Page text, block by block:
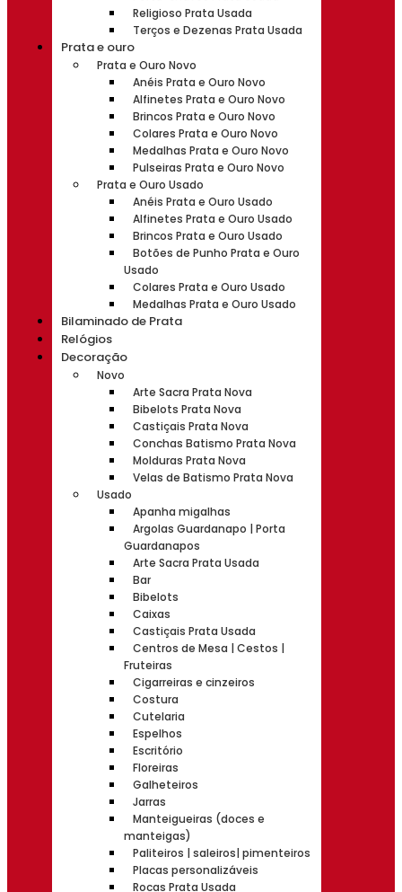
Religioso Prata Usada
Terços e Dezenas Prata Usada
Prata e ouro
Prata e Ouro Novo
Anéis Prata e Ouro Novo
Alfinetes Prata e Ouro Novo
Brincos Prata e Ouro Novo
Colares Prata e Ouro Novo
Medalhas Prata e Ouro Novo
Pulseiras Prata e Ouro Novo
Prata e Ouro Usado
Anéis Prata e Ouro Usado
Alfinetes Prata e Ouro Usado
Brincos Prata e Ouro Usado
Botões de Punho Prata e Ouro
Usado
Colares Prata e Ouro Usado
Medalhas Prata e Ouro Usado
Bilaminado de Prata
Relógios
Decoração
Novo
Arte Sacra Prata Nova
Bibelots Prata Nova
Castiçais Prata Nova
Conchas Batismo Prata Nova
Molduras Prata Nova
Velas de Batismo Prata Nova
Usado
Apanha migalhas
Argolas Guardanapo | Porta
Guardanapos
Arte Sacra Prata Usada
Bar
Bibelots
Caixas
Castiçais Prata Usada
Centros de Mesa | Cestos |
Fruteiras
Cigarreiras e cinzeiros
Costura
Cutelaria
Espelhos
Escritório
Floreiras
Galheteiros
Jarras
Manteigueiras (doces e
manteigas)
Paliteiros | saleiros| pimenteiros
Placas personalizáveis
Rocas Prata Usada